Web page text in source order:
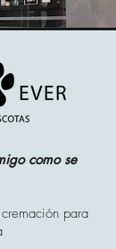
como se
para